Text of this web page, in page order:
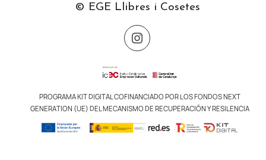
© EGE Llibres i Cosetes
PROGRAMA KIT DIGITAL COFINANCIADO POR LOS FONDOS NEXT
GENERATION (UE) DEL MECANISMO DE RECUPERACIÓN Y RESILENCIA